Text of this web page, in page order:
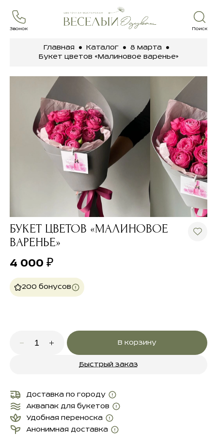
Звонок Поиск
Главная Каталог
8 марта
Букет цветов «Малиновое варенье»
БУКЕТ ЦВЕТОВ «МАЛИНОВОЕ
ВАРЕНЬЕ»
4 000 ₽
200 бонусов
В корзину
Быстрый заказ
Доставка по городу
Аквапак для букетов
Удобная переноска
Анонимная доставка